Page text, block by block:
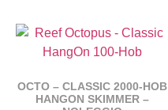
OCTO – CLASSIC 2000-HOB
HANGON SKIMMER –